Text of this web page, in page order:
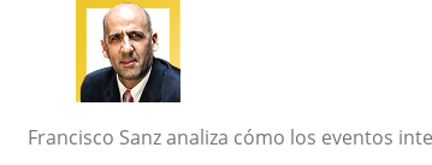
Francisco Sanzanaliza cómo los eventos